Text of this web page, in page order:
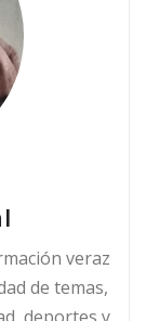
veraz
de temas,
deportes y